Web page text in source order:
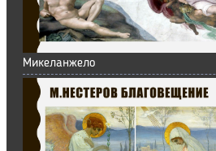
Микеланжело